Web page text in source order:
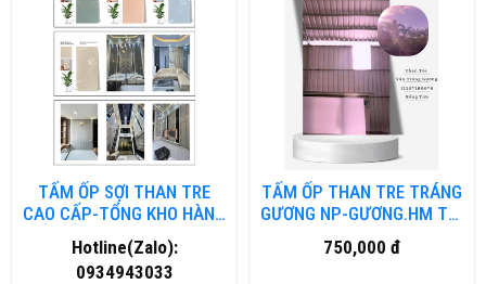
TẤM ỐP SỢI THAN TRE
CAO CẤP-TỔNG KHO HÀNG
TẤM ỐP THAN TRE TẠI ĐÀ
NẴNG
Hotline(Zalo):
0934943033
TẤM ỐP THAN TRE TRÁNG
GƯƠNG NP-GƯƠNG.HM TẠI
HỒ CHÍ MINH
750,000 đ